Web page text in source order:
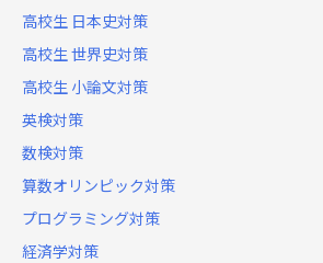
高校生 日本史対策
高校生 世界史対策
高校生 小論文対策
英検対策
数検対策
算数オリンピック対策
プログラミング対策
経済学対策